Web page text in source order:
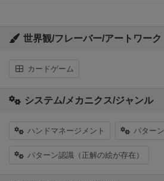
世界観/フレーバー/アートワーク
カードゲーム
システム/メカニクス/ジャンル
ハンドマネージメント パター
パターン認識（正解の絵が存在）